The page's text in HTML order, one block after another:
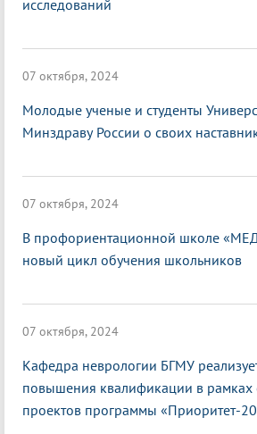
исследований
07 октября, 2024
Молодые ученые и студенты
Минздраву России о своих
07 октября, 2024
В профориентационной школе
новый цикл обучения школьников
07 октября, 2024
Кафедра неврологии БГМУ
повышения квалификации в рамках
проектов программы «Приоритет-